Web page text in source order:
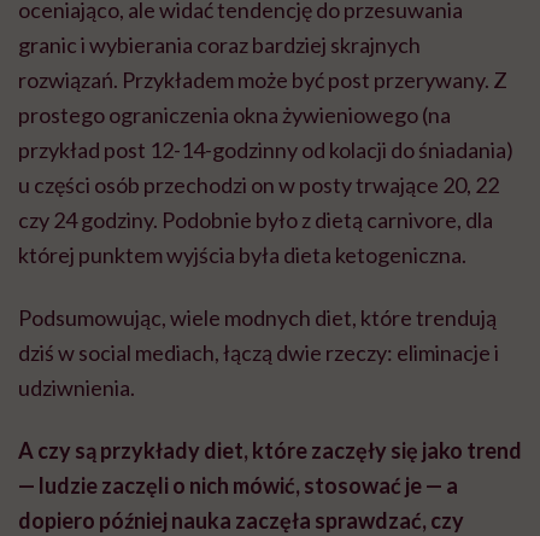
oceniająco, ale widać tendencję do przesuwania
granic i wybierania coraz bardziej skrajnych
rozwiązań. Przykładem może być post przerywany. Z
prostego ograniczenia okna żywieniowego (na
przykład post 12-14-godzinny od kolacji do śniadania)
u części osób przechodzi on w posty trwające 20, 22
czy 24 godziny. Podobnie było z dietą carnivore, dla
której punktem wyjścia była dieta ketogeniczna.
Podsumowując, wiele modnych diet, które trendują
dziś w social mediach, łączą dwie rzeczy: eliminacje i
udziwnienia.
A czy są przykłady diet, które zaczęły się jako trend
— ludzie zaczęli o nich mówić, stosować je — a
dopiero później nauka zaczęła sprawdzać, czy